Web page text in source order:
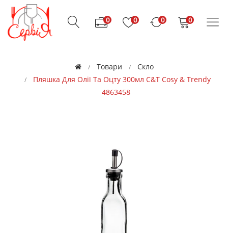
0 0 0 0
Товари
Скло
Пляшка Для Олії Та Оцту 300мл C&T Cosy & Trendy
4863458